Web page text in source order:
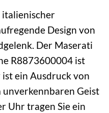
italienischer
Design von
Der Maserati
R8873600004 ist
ist ein Ausdruck von
unverkennbaren Geist
Uhr tragen Sie ein